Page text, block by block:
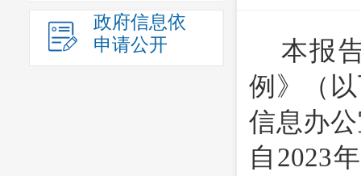
政府信息依
申请公开
本报
例》（
信息办
自 2023